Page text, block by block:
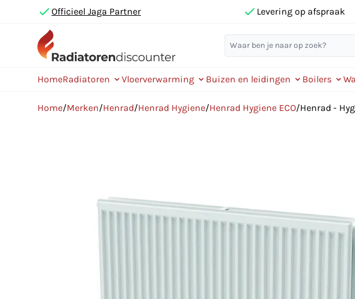
Officieel Jaga Partner Levering op afspraak
HomeRadiatoren Vloerverwarming Buizen en leidingen Boilers
Home/Merken/Henrad/Henrad Hygiene/Henrad Hygiene ECO/Henrad -